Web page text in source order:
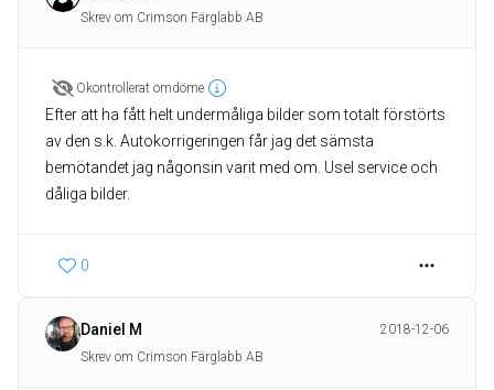
Skrev om Crimson Färglabb AB
Okontrollerat omdöme
Efter att ha fått helt undermåliga bilder som totalt förstörts
av den s.k. Autokorrigeringen får jag det sämsta
bemötandet jag någonsin varit med om. Usel service och
dåliga bilder.
0
Daniel M
2018-12-06
Skrev om Crimson Färglabb AB